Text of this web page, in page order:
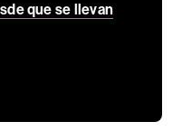
que se llevan